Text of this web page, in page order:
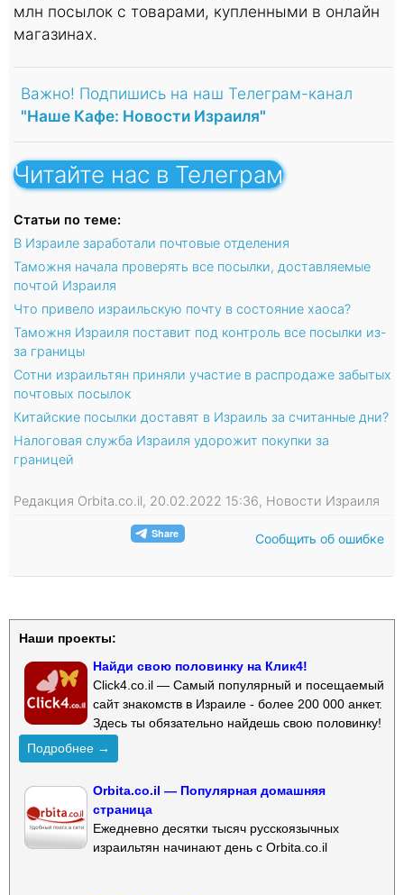
млн посылок с товарами, купленными в онлайн
магазинах.
Важно! Подпишись на наш Телеграм-канал
"Наше Кафе: Новости Израиля"
Читайте нас в Телеграм
Статьи по теме:
В Израиле заработали почтовые отделения
Таможня начала проверять все посылки, доставляемые
почтой Израиля
Что привело израильскую почту в состояние хаоса?
Таможня Израиля поставит под контроль все посылки из-
за границы
Сотни израильтян приняли участие в распродаже забытых
почтовых посылок
Китайские посылки доставят в Израиль за считанные дни?
Налоговая служба Израиля удорожит покупки за
границей
Редакция Orbita.co.il, 20.02.2022 15:36, Новости Израиля
Сообщить об ошибке
Наши проекты:
Найди свою половинку на Клик4!
Click4.co.il — Самый популярный и посещаемый
сайт знакомств в Израиле - более 200 000 анкет.
Здесь ты обязательно найдешь свою половинку!
Подробнее →
Orbita.co.il — Популярная домашняя
страница
Ежедневно десятки тысяч русскоязычных
израильтян начинают день с Orbita.co.il